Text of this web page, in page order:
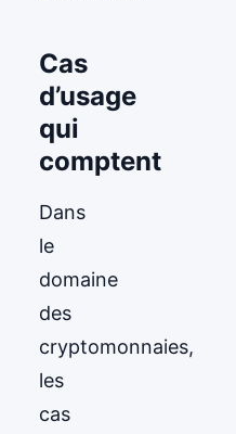
Cas
d’usage
qui
comptent
Dans
le
domaine
des
cryptomonnaies,
les
cas